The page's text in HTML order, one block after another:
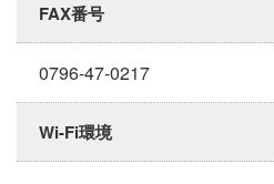
FAX番号
0796-47-0217
Wi-Fi環境